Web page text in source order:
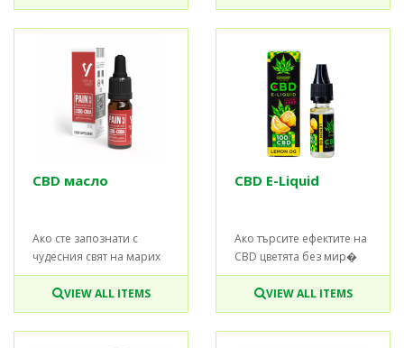
CBD масло
Ако сте запознати с
чудесния свят на марих
VIEW ALL ITEMS
CBD E-Liquid
Ако търсите ефектите на
CBD цветята без мир�
VIEW ALL ITEMS